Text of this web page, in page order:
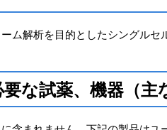
ム解析を目的としたシングルセ
な試薬、機器（主